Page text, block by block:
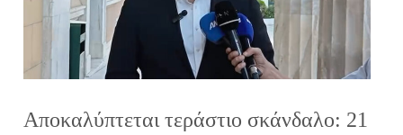
Αποκαλύπτεται τεράστιο σκάνδαλο: 21